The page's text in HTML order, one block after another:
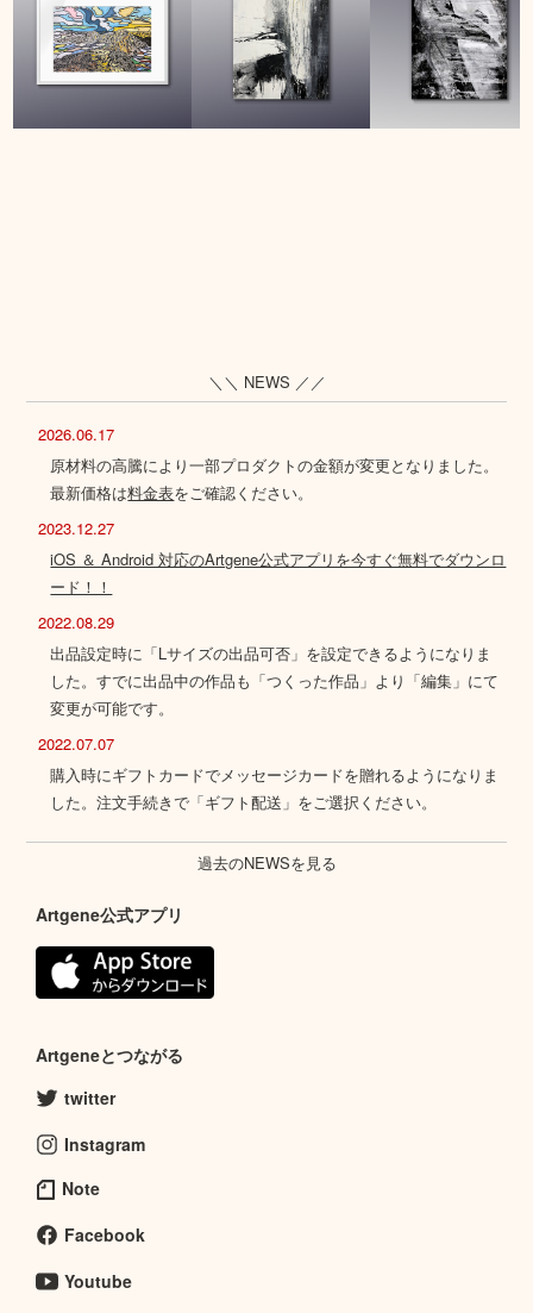
＼＼ NEWS ／／
2026.06.17
原材料の高騰により一部プロダクトの金額が変更となりました。
最新価格は料金表をご確認ください。
2023.12.27
iOS ＆ Android 対応のArtgene公式アプリを今すぐ無料でダウンロ
ード！！
2022.08.29
出品設定時に「Lサイズの出品可否」を設定できるようになりま
した。すでに出品中の作品も「つくった作品」より「編集」にて
変更が可能です。
2022.07.07
購入時にギフトカードでメッセージカードを贈れるようになりま
した。注文手続きで「ギフト配送」をご選択ください。
過去のNEWSを見る
Artgene公式アプリ
Artgeneとつながる
twitter
Instagram
Note
Facebook
Youtube